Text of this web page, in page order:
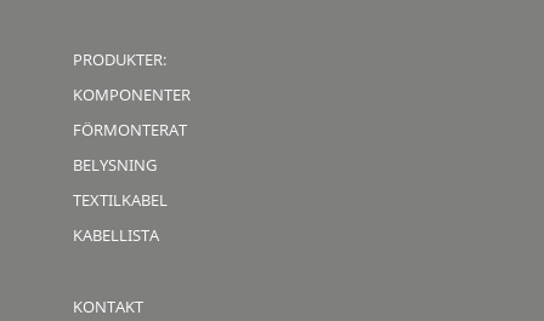
PRODUKTER:
KOMPONENTER
FÖRMONTERAT
BELYSNING
TEXTILKABEL
KABELLISTA
KONTAKT